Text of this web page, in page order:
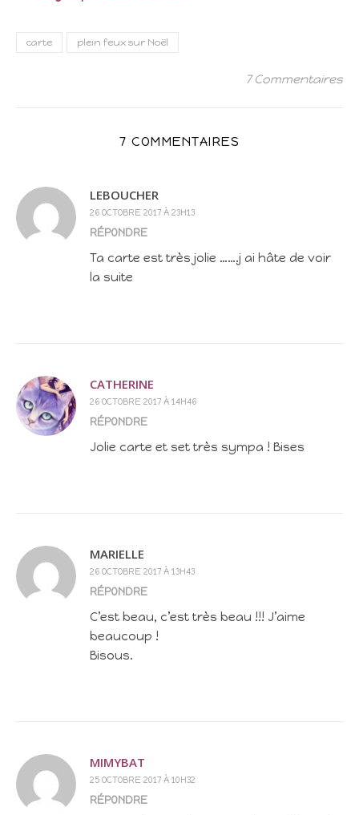
carte plein feux sur Noël
7 Commentaires
7 COMMENTAIRES
LEBOUCHER
26 OCTOBRE 2017 À 23H13
RÉPONDRE
Ta carte est très jolie …….j ai hâte de voir
la suite
CATHERINE
26 OCTOBRE 2017 À 14H46
RÉPONDRE
Jolie carte et set très sympa ! Bises
MARIELLE
26 OCTOBRE 2017 À 13H43
RÉPONDRE
C’est beau, c’est très beau !!! J’aime
beaucoup !
Bisous.
MIMYBAT
25 OCTOBRE 2017 À 10H32
RÉPONDRE